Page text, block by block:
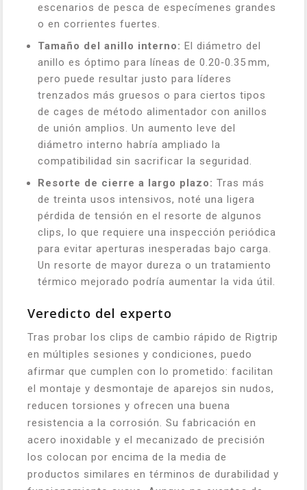
escenarios de pesca de especímenes grandes
o en corrientes fuertes.
Tamaño del anillo interno: El diámetro del
anillo es óptimo para líneas de 0.20‑0.35 mm,
pero puede resultar justo para líderes
trenzados más gruesos o para ciertos tipos
de cages de método alimentador con anillos
de unión amplios. Un aumento leve del
diámetro interno habría ampliado la
compatibilidad sin sacrificar la seguridad.
Resorte de cierre a largo plazo: Tras más
de treinta usos intensivos, noté una ligera
pérdida de tensión en el resorte de algunos
clips, lo que requiere una inspección periódica
para evitar aperturas inesperadas bajo carga.
Un resorte de mayor dureza o un tratamiento
térmico mejorado podría aumentar la vida útil.
Veredicto del experto
Tras probar los clips de cambio rápido de Rigtrip
en múltiples sesiones y condiciones, puedo
afirmar que cumplen con lo prometido: facilitan
el montaje y desmontaje de aparejos sin nudos,
reducen torsiones y ofrecen una buena
resistencia a la corrosión. Su fabricación en
acero inoxidable y el mecanizado de precisión
los colocan por encima de la media de
productos similares en términos de durabilidad y